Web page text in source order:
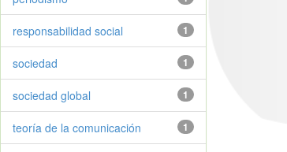
1
responsabilidad social
1
sociedad
1
sociedad global
1
teoría de la comunicación